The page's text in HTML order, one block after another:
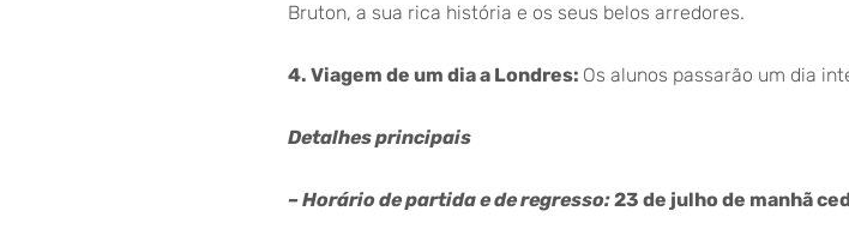
Bruton, a sua rica história e os seus belos arredores.
4. Viagem de um dia a Londres: Os alunos passarão um dia
Detalhes principais
– Horário de partida e de regresso:23 de julho de manhã